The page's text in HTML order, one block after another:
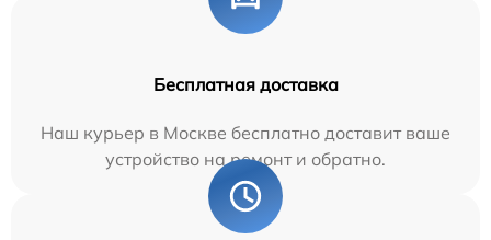
Бесплатная доставка
Наш курьер в Москве бесплатно доставит ваше
устройство на ремонт и обратно.